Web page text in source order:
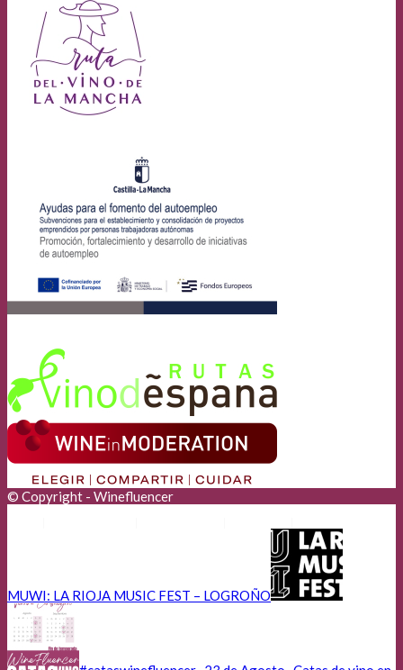
© Copyright - Winefluencer
Cookies Privacidad
MUWI: LA RIOJA MUSIC FEST – LOGROÑO